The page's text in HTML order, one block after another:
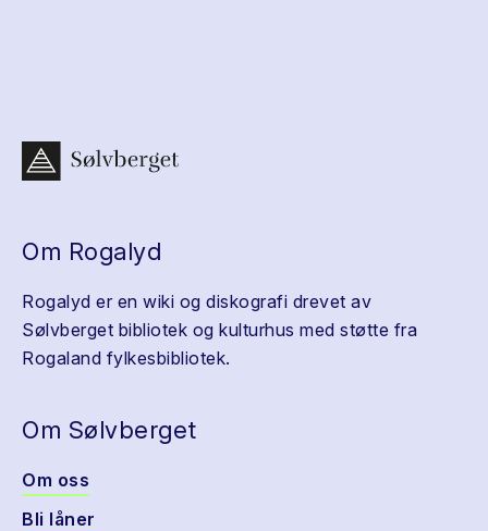
Om Rogalyd
Rogalyd er en wiki og diskografi drevet av
Sølvberget bibliotek og kulturhus med støtte fra
Rogaland fylkesbibliotek.
Om Sølvberget
Om oss
Bli låner